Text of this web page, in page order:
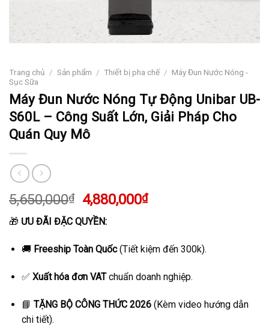
Trang chủ / Sản phẩm / Thiết bị pha chế / Máy Đun Nước Nóng -
Sục Sữa
Máy Đun Nước Nóng Tự Động Unibar UB-
S60L – Công Suất Lớn, Giải Pháp Cho
Quán Quy Mô
5,650,000₫
Giá
gốc
là:
5,650,000₫.
4,880,000₫Giá
là:
4,880,000₫.
🎁 ƯU ĐÃI ĐẶC QUYỀN:
🚚 Freeship Toàn Quốc(Tiết kiệm đến 300k).
✅ Xuất hóa đơn VATchuẩn doanh nghiệp.
📘 TẶNG BỘ CÔNG THỨC 2026(Kèm video hướng dẫn
chi tiết).